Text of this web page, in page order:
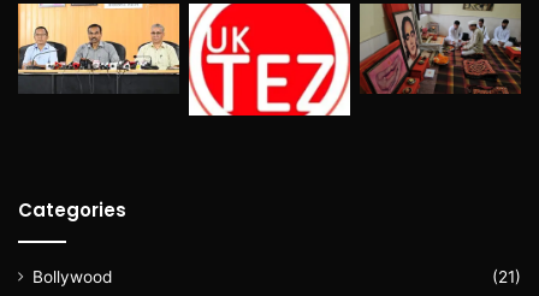
Categories
Bollywood
(21)